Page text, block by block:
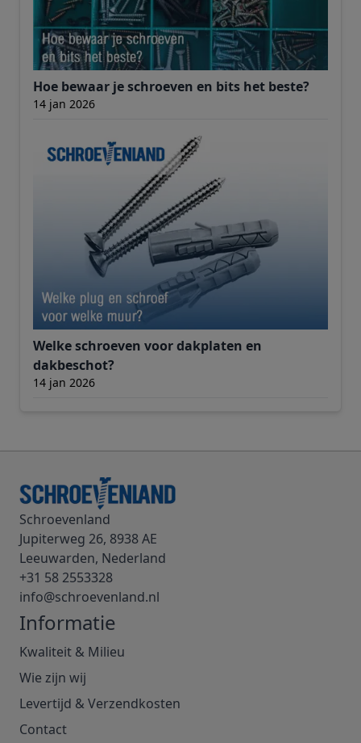
Hoe bewaar je schroeven en bits het beste?
14 jan 2026
Welke schroeven voor dakplaten en
dakbeschot?
14 jan 2026
Schroevenland
Jupiterweg 26, 8938 AE
Leeuwarden, Nederland
+31 58 2553328
info@schroevenland.nl
Informatie
Kwaliteit & Milieu
Wie zijn wij
Levertijd & Verzendkosten
Contact